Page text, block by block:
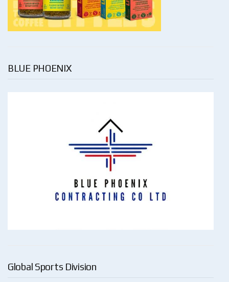
BLUE PHOENIX
Global Sports Division